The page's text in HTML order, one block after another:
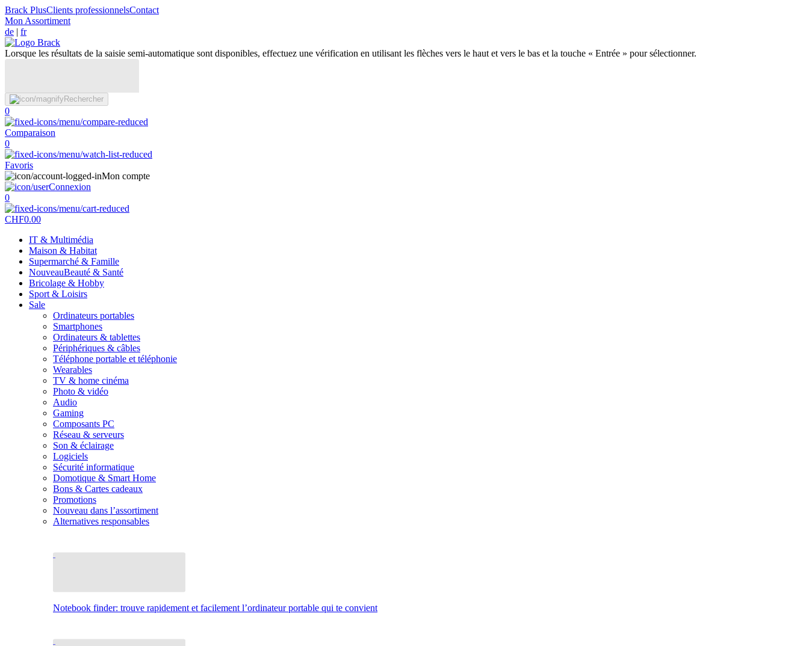
Brack PlusClients professionnelsContact
Mon Assortiment
de | fr
Lorsque les résultats de la saisie semi-automatique sont disponibles, effectuez une vérification en utilisant les flèches vers le haut et vers le bas et la touche « Entrée » pour sélectionner.
Rechercher
0
Comparaison
0
Favoris
Mon compte
Connexion
0
CHF0.00
IT & Multimédia
Maison & Habitat
Supermarché & Famille
NouveauBeauté & Santé
Bricolage & Hobby
Sport & Loisirs
Sale
Ordinateurs portables
Smartphones
Ordinateurs & tablettes
Périphériques & câbles
Téléphone portable et téléphonie
Wearables
TV & home cinéma
Photo & vidéo
Audio
Gaming
Composants PC
Réseau & serveurs
Son & éclairage
Logiciels
Sécurité informatique
Domotique & Smart Home
Bons & Cartes cadeaux
Promotions
Nouveau dans l’assortiment
Alternatives responsables
Notebook finder: trouve rapidement et facilement l’ordinateur portable qui te convient